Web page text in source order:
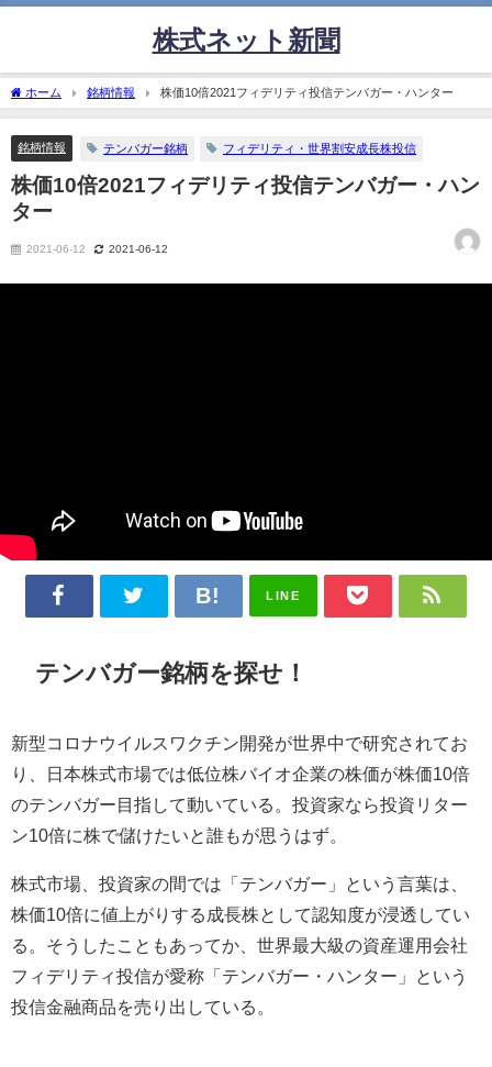
株式ネット新聞
ホーム 銘柄情報 株価10倍2021フィデリティ投信テンバガー・ハンター
銘柄情報 テンバガー銘柄 フィデリティ・世界割安成長株投信
株価10倍2021フィデリティ投信テンバガー・ハン
ター
2021-06-12 2021-06-12
LINE
テンバガー銘柄を探せ！
新型コロナウイルスワクチン開発が世界中で研究されてお
り、日本株式市場では低位株バイオ企業の株価が株価10倍
のテンバガー目指して動いている。投資家なら投資リター
ン10倍に株で儲けたいと誰もが思うはず。
株式市場、投資家の間では「テンバガー」という言葉は、
株価10倍に値上がりする成長株として認知度が浸透してい
る。そうしたこともあってか、世界最大級の資産運用会社
フィデリティ投信が愛称「テンバガー・ハンター」という
投信金融商品を売り出している。